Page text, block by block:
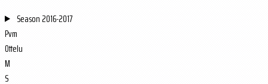
Season2016-2017
Pvm
Ottelu
M
S